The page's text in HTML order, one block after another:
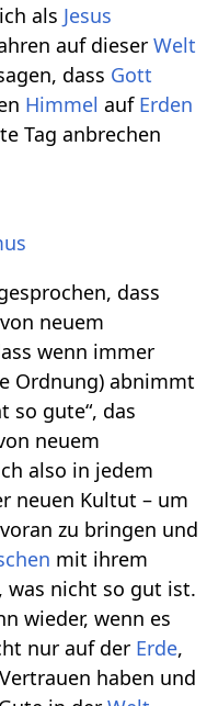
als Jesus
auf dieserWelt
dass Gott
Himmel auf Erden
Tag anbrechen
dass
neuem
wenn immer
Ordnung) abnimmt
so gute“, das
neuem
also in jedem
neuen Kultut – um
zu bringen und
mit ihrem
was nicht so gut ist.
wieder, wenn es
nur auf der Erde,
haben und